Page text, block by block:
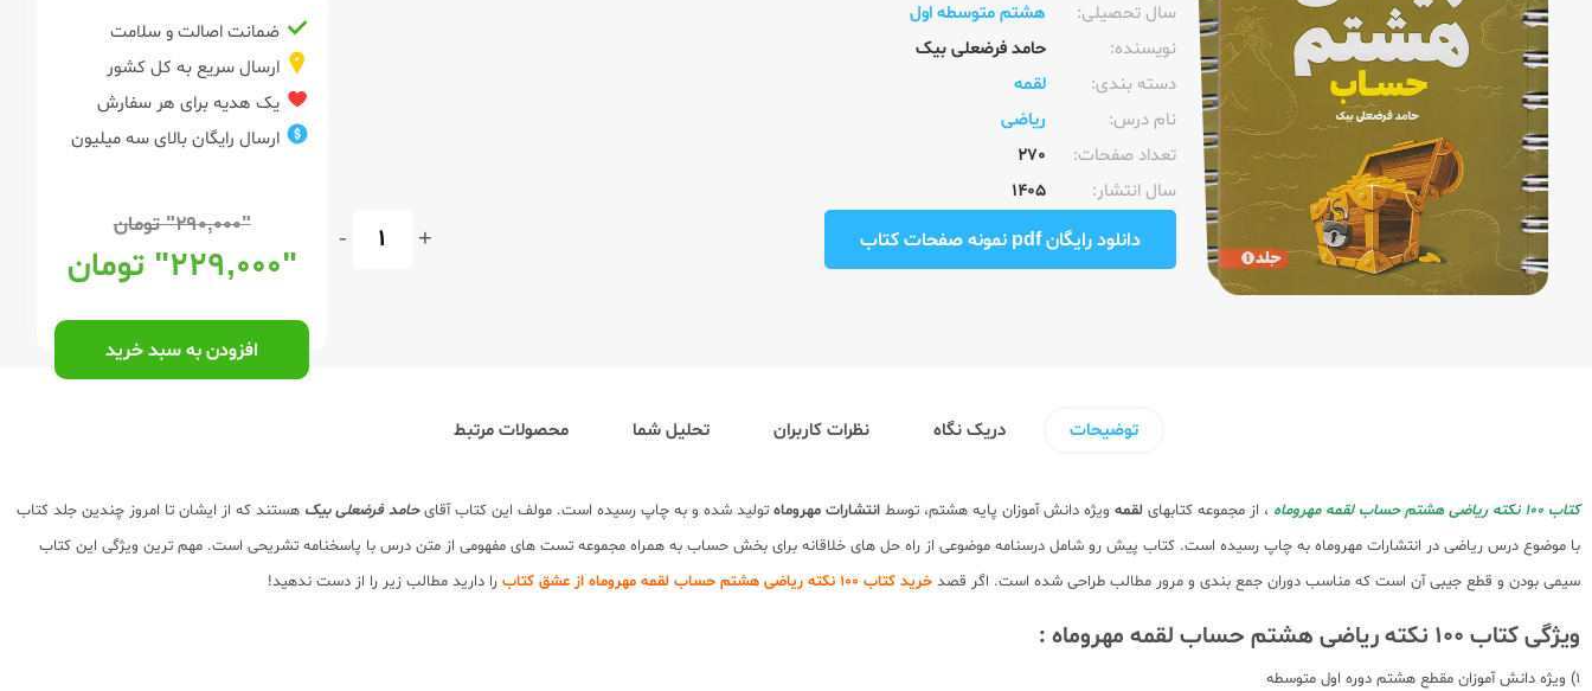
سال تحصیلی:‌
هشتم متوسطه اول
نویسنده:‌
حامد فرضعلی بیک
دسته بندی:
لقمه
نام درس:
ریاضی
تعداد صفحات:‌
270
سال انتشار:‌
1405
دانلود رایگان pdf نمونه صفحات کتاب +
-
ضمانت اصالت و سلامت
ارسال سریع به کل کشور
یک هدیه برای هر سفارش
ارسال رایگان بالای سه میلیون
"۲۹۰,۰۰۰" تومان
"۲۲۹,۰۰۰" تومان
افزودن به سبد خرید
توضیحات دریک نگاه نظرات کاربران تحلیل شما محصولات مرتبط
کتاب 100 نکته ریاضی هشتم حساب لقمه مهروماه ، از مجموعه کتابهای لقمه ویژه دانش آموزان پایه هشتم، توسط انتشارات مهروماه تولید شده و به چاپ رسیده است. مولف این کتاب آقایحامد فرضعلی بیک هستند که از ایشان تا امروز چندین جلد کتاب
با موضوع درس ریاضی در انتشارات مهروماه به چاپ رسیده است. کتاب پیش رو شامل درسنامه موضوعی از راه حل های خلاقانه برای بخش حساب به همراه مجموعه تست های مفهومی از متن درس با پاسخنامه تشریحی است. مهم ترین ویژگی این کتاب
سیمی بودن و قطع جیبی آن است که مناسب دوران جمع بندی و مرور مطالب طراحی شده است. اگر قصد خرید کتاب 100 نکته ریاضی هشتم حساب لقمه مهروماه از عشق کتاب را دارید مطالب زیر را از دست ندهید!
ویژگی کتاب 100 نکته ریاضی هشتم حساب لقمه مهروماه :
1) ویژه دانش آموزان مقطع هشتم دوره اول متوسطه